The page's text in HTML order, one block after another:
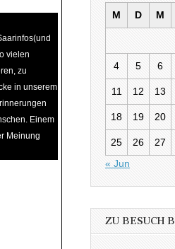
vielen
zu
in unserem
Einem
Meinung
M
D M
4 5 6
11 12 13
18 19 20
25 26 27
« Jun
ZU BESUCH